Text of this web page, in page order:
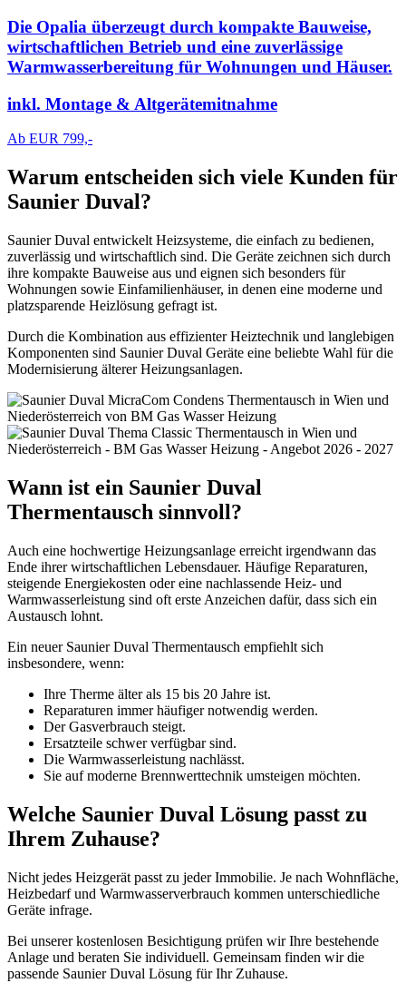
Die Opalia überzeugt durch kompakte Bauweise,
wirtschaftlichen Betrieb und eine zuverlässige
Warmwasserbereitung für Wohnungen und Häuser.
inkl. Montage & Altgerätemitnahme
Ab EUR 799,-
Warum entscheiden sich viele Kunden für
Saunier Duval?
Saunier Duval entwickelt Heizsysteme, die einfach zu bedienen,
zuverlässig und wirtschaftlich sind. Die Geräte zeichnen sich durch
ihre kompakte Bauweise aus und eignen sich besonders für
Wohnungen sowie Einfamilienhäuser, in denen eine moderne und
platzsparende Heizlösung gefragt ist.
Durch die Kombination aus effizienter Heiztechnik und langlebigen
Komponenten sind Saunier Duval Geräte eine beliebte Wahl für die
Modernisierung älterer Heizungsanlagen.
Wann ist ein Saunier Duval
Thermentausch sinnvoll?
Auch eine hochwertige Heizungsanlage erreicht irgendwann das
Ende ihrer wirtschaftlichen Lebensdauer. Häufige Reparaturen,
steigende Energiekosten oder eine nachlassende Heiz- und
Warmwasserleistung sind oft erste Anzeichen dafür, dass sich ein
Austausch lohnt.
Ein neuer Saunier Duval Thermentausch empfiehlt sich
insbesondere, wenn:
Ihre Therme älter als 15 bis 20 Jahre ist.
Reparaturen immer häufiger notwendig werden.
Der Gasverbrauch steigt.
Ersatzteile schwer verfügbar sind.
Die Warmwasserleistung nachlässt.
Sie auf moderne Brennwerttechnik umsteigen möchten.
Welche Saunier Duval Lösung passt zu
Ihrem Zuhause?
Nicht jedes Heizgerät passt zu jeder Immobilie. Je nach Wohnfläche,
Heizbedarf und Warmwasserverbrauch kommen unterschiedliche
Geräte infrage.
Bei unserer kostenlosen Besichtigung prüfen wir Ihre bestehende
Anlage und beraten Sie individuell. Gemeinsam finden wir die
passende Saunier Duval Lösung für Ihr Zuhause.